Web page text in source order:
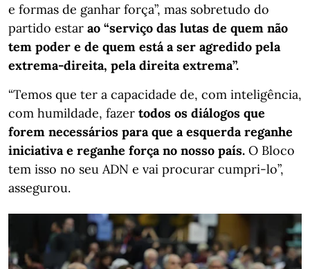
e formas de ganhar força”, mas sobretudo do
partido estar ao “serviço das lutas de quem não
tem poder e de quem está a ser agredido pela
extrema-direita, pela direita extrema”.
“Temos que ter a capacidade de, com inteligência,
com humildade, fazer todos os diálogos que
forem necessários para que a esquerda reganhe
iniciativa e reganhe força no nosso país. O Bloco
tem isso no seu ADN e vai procurar cumpri-lo”,
assegurou.